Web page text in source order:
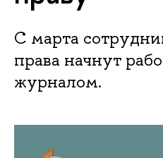
С марта
права начнут
журналом.